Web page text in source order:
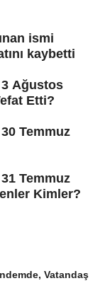
ismi
kaybetti
3 Ağustos
Etti?
Temmuz
Temmuz
Kimler?
Vatandaş